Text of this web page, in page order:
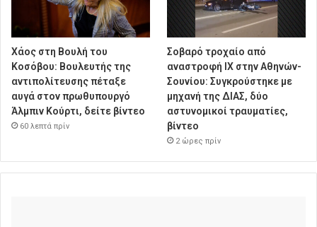
Χάος στη Βουλή του
Κοσόβου: Βουλευτής της
αντιπολίτευσης πέταξε
αυγά στον πρωθυπουργό
Άλμπιν Κούρτι, δείτε βίντεο
60 λεπτά πρίν
Σοβαρό τροχαίο από
αναστροφή ΙΧ στην Αθηνών-
Σουνίου: Συγκρούστηκε με
μηχανή της ΔΙΑΣ, δύο
αστυνομικοί τραυματίες,
βίντεο
2 ώρες πρίν